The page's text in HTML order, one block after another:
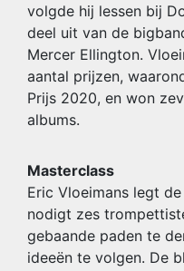
volgde hij lessen bij
deel uit van de
Mercer Ellington.
aantal prijzen,
Prijs 2020, en won
albums.
Masterclass
Eric Vloeimans legt
nodigt zes
gebaande paden te
ideeën te volgen. De